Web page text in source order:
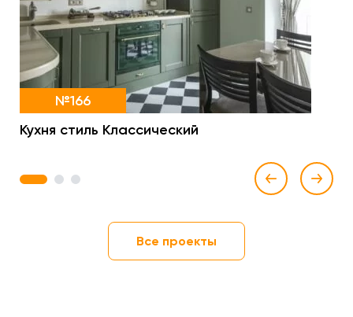
№166
Кухня стиль Классический
1 2 3
Все проекты